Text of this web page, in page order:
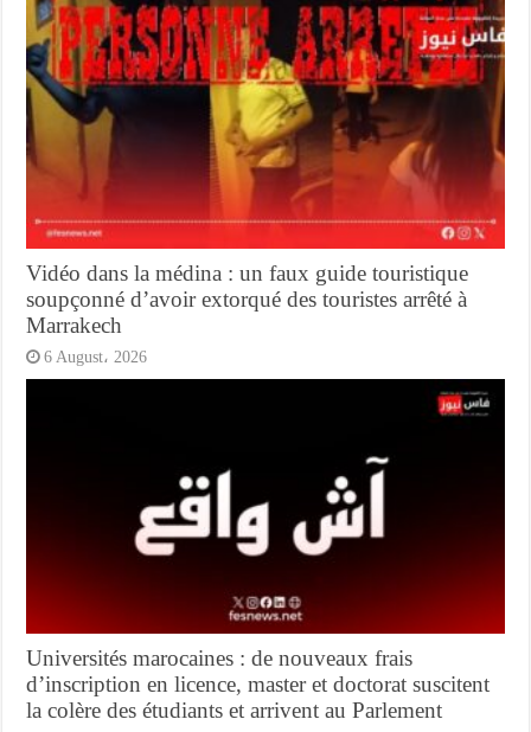
Vidéo dans la médina : un faux guide touristique
soupçonné d’avoir extorqué des touristes arrêté à
Marrakech
6 August، 2026
Universités marocaines : de nouveaux frais
d’inscription en licence, master et doctorat suscitent
la colère des étudiants et arrivent au Parlement